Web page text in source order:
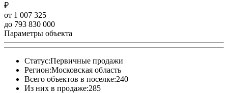
₽
от 1 007 325
до 793 830 000
Параметры объекта
Статус:Первичные продажи
Регион:Московская область
Всего объектов в поселке:240
Из них в продаже:285